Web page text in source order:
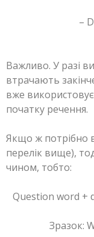
–
Важливо. У разі
втрачають
вже
початку речення.
Якщо ж потрібно
перелік вище),
чином, тобто:
Question word +
Зразок: